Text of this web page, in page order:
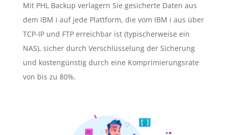
Mit PHL Backup verlagern Sie gesicherte Daten aus
dem IBM i auf jede Plattform, die vom IBM i aus über
TCP-IP und FTP erreichbar ist (typischerweise ein
NAS), sicher durch Verschlüsselung der Sicherung
und kostengünstig durch eine Komprimierungsrate
von bis zu 80%.